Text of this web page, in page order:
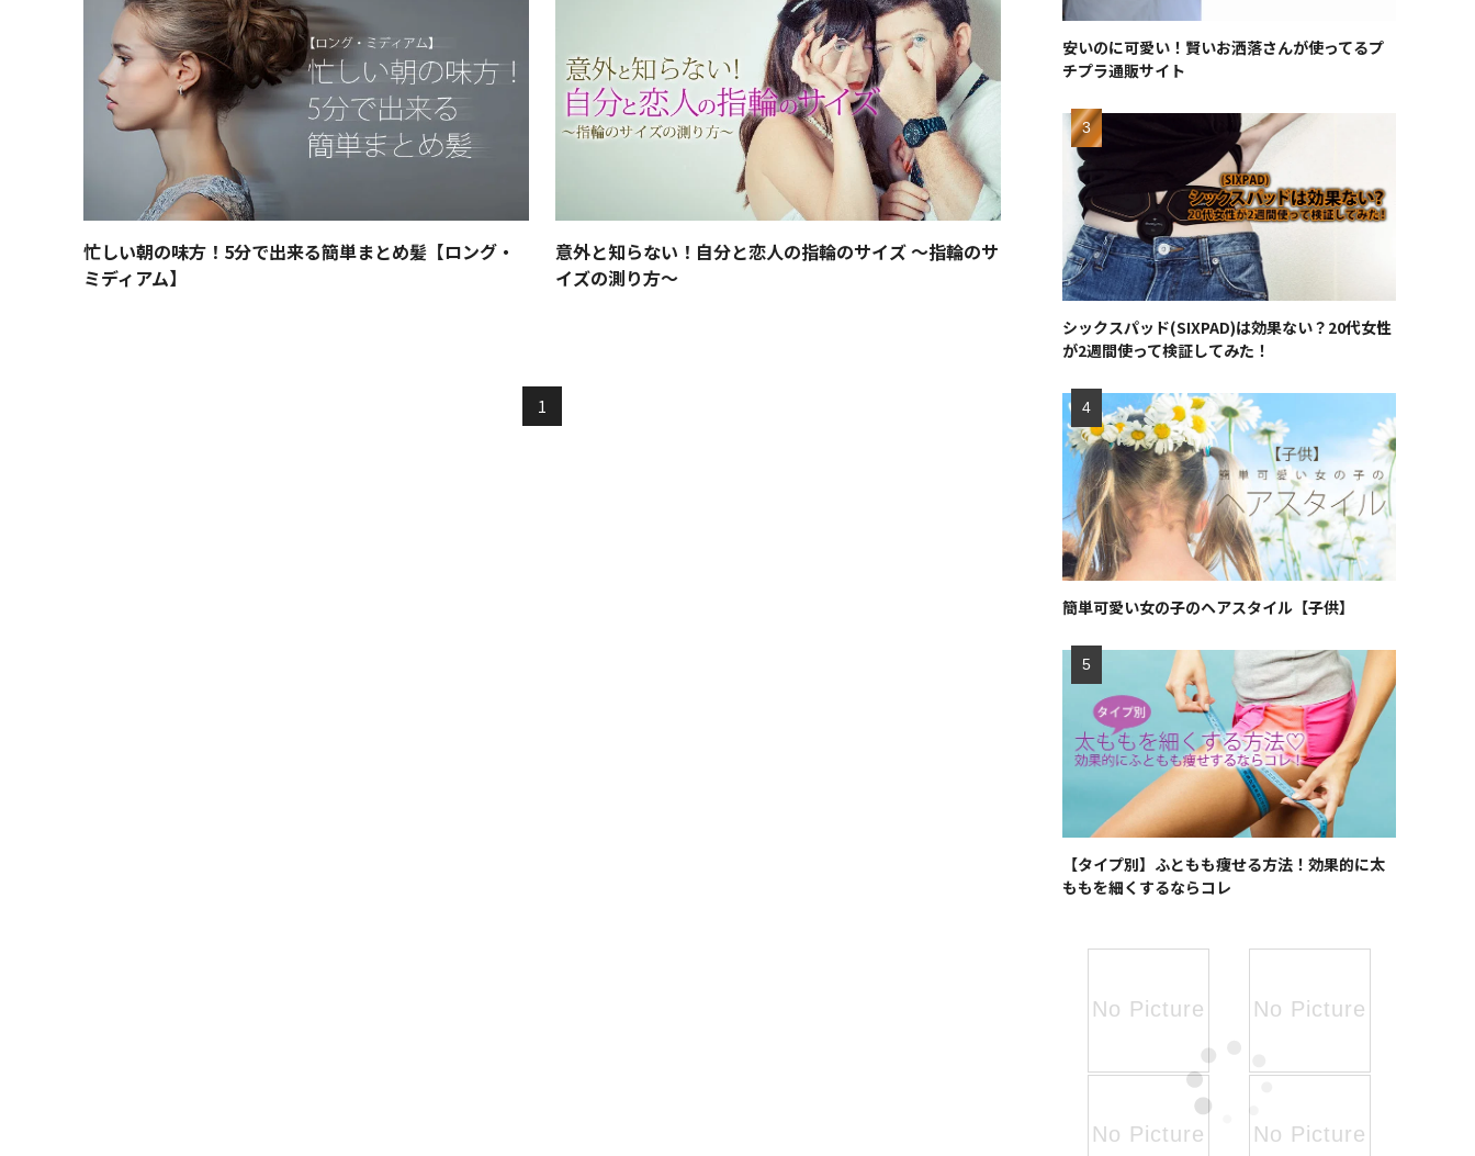
忙しい朝の味方！5分で出来る簡単まとめ髪【ロング・
ミディアム】
意外と知らない！自分と恋人の指輪のサイズ 〜指輪のサ
イズの測り方〜
1
安いのに可愛い！賢いお洒落さんが使ってるプ
チプラ通販サイト
シックスパッド(SIXPAD)は効果ない？20代女性
が2週間使って検証してみた！
簡単可愛い女の子のヘアスタイル【子供】
【タイプ別】ふともも痩せる方法！効果的に太
ももを細くするならコレ